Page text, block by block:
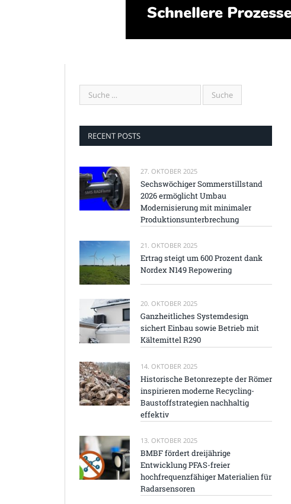
RECENT POSTS
27. OKTOBER 2025
Sechswöchiger Sommerstillstand
2026 ermöglicht Umbau
Modernisierung mit minimaler
Produktionsunterbrechung
21. OKTOBER 2025
Ertrag steigt um 600 Prozent dank
Nordex N149 Repowering
20. OKTOBER 2025
Ganzheitliches Systemdesign
sichert Einbau sowie Betrieb mit
Kältemittel R290
14. OKTOBER 2025
Historische Betonrezepte der Römer
inspirieren moderne Recycling-
Baustoffstrategien nachhaltig
effektiv
13. OKTOBER 2025
BMBF fördert dreijährige
Entwicklung PFAS-freier
hochfrequenzfähiger Materialien für
Radarsensoren